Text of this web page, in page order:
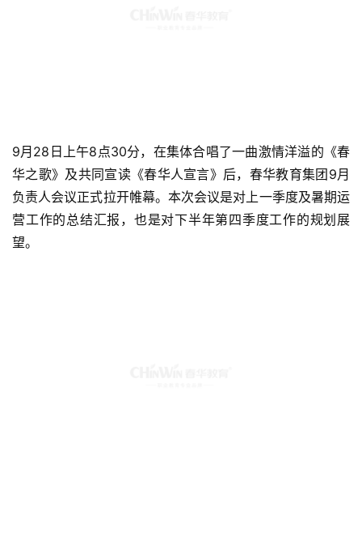
9月28日上午8点30分，在集体合唱了一曲激情洋溢的《春
华之歌》及共同宣读《春华人宣言》后，春华教育集团9月
负责人会议正式拉开帷幕。本次会议是对上一季度及暑期运
营工作的总结汇报，也是对下半年第四季度工作的规划展
望。